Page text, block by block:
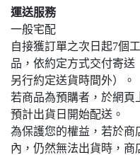
運送服務
一般宅配
自接獲訂單之次日起7個
品，依約定方式交付寄送
另行約定送貨時間外）。
若商品為預購者，於網頁
預計出貨日開始配送。
為保護您的權益，若於商
內，仍然無法出貨時，商